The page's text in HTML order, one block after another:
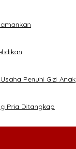
Penuhi Gizi Anak
Pria Ditangkap